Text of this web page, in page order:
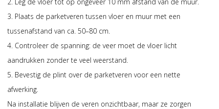
3. Plaats de parketveren tussen vloer en muur met een
tussenafstand van ca. 50–80 cm.
4. Controleer de spanning: de veer moet de vloer licht
aandrukken zonder te veel weerstand.
5. Bevestig de plint over de parketveren voor een nette
afwerking.
Na installatie blijven de veren onzichtbaar, maar ze zorgen